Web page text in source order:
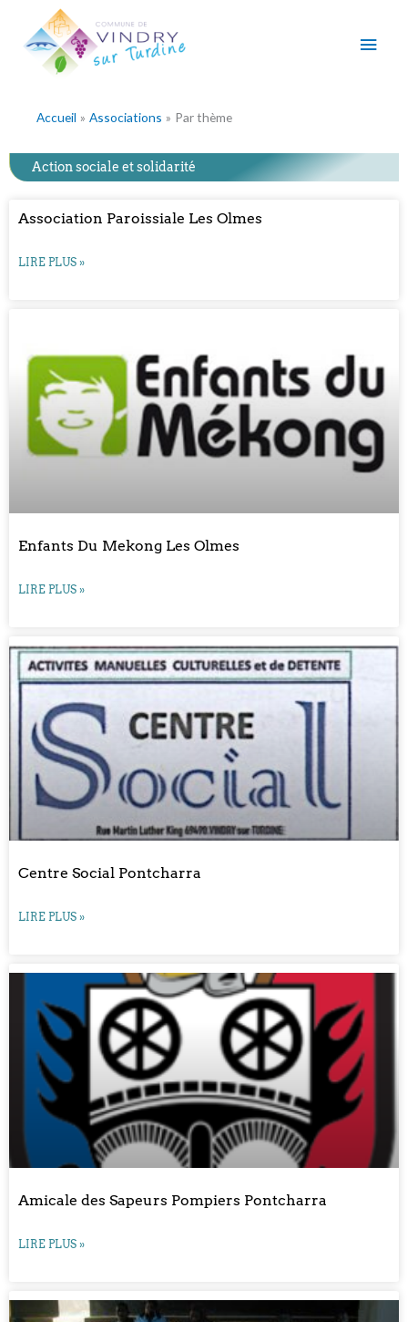
contenu
Accueil Associations Par thème
Action sociale et solidarité
Association Paroissiale Les Olmes
LIRE PLUS »
Enfants Du Mekong Les Olmes
LIRE PLUS »
Centre Social Pontcharra
LIRE PLUS »
Amicale des Sapeurs Pompiers Pontcharra
LIRE PLUS »